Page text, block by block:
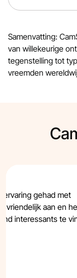
Samenvatting:
van willekeurige
tegenstelling tot
vreemden
ervaring gehad met
vriendelijk aan en
interessants te